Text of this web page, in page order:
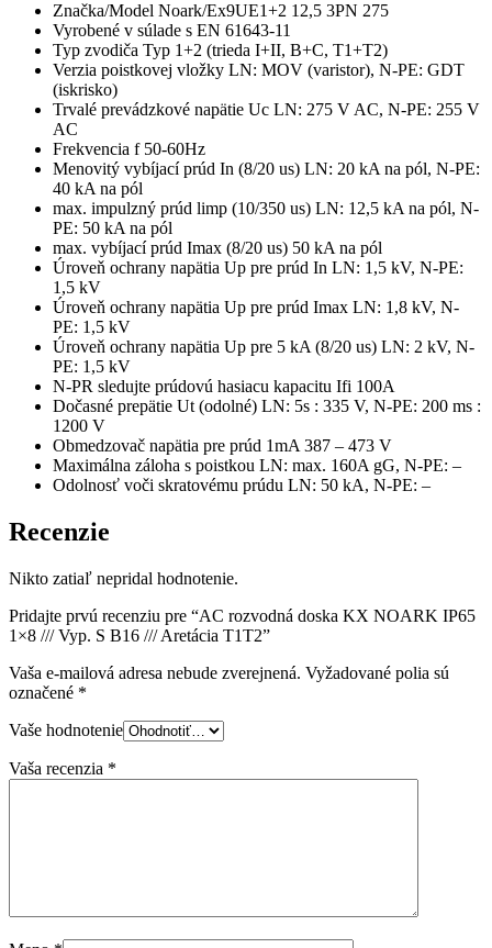
Značka/Model Noark/Ex9UE1+2 12,5 3PN 275
Vyrobené v súlade s EN 61643-11
Typ zvodiča Typ 1+2 (trieda I+II, B+C, T1+T2)
Verzia poistkovej vložky LN: MOV (varistor), N-PE: GDT
(iskrisko)
Trvalé prevádzkové napätie Uc LN: 275 V AC, N-PE: 255 V
AC
Frekvencia f 50-60Hz
Menovitý vybíjací prúd In (8/20 us) LN: 20 kA na pól, N-PE:
40 kA na pól
max. impulzný prúd limp (10/350 us) LN: 12,5 kA na pól, N-
PE: 50 kA na pól
max. vybíjací prúd Imax (8/20 us) 50 kA na pól
Úroveň ochrany napätia Up pre prúd In LN: 1,5 kV, N-PE:
1,5 kV
Úroveň ochrany napätia Up pre prúd Imax LN: 1,8 kV, N-
PE: 1,5 kV
Úroveň ochrany napätia Up pre 5 kA (8/20 us) LN: 2 kV, N-
PE: 1,5 kV
N-PR sledujte prúdovú hasiacu kapacitu Ifi 100A
Dočasné prepätie Ut (odolné) LN: 5s : 335 V, N-PE: 200 ms :
1200 V
Obmedzovač napätia pre prúd 1mA 387 – 473 V
Maximálna záloha s poistkou LN: max. 160A gG, N-PE: –
Odolnosť voči skratovému prúdu LN: 50 kA, N-PE: –
Recenzie
Nikto zatiaľ nepridal hodnotenie.
Pridajte prvú recenziu pre “AC rozvodná doska KX NOARK IP65
1×8 /// Vyp. S B16 /// Aretácia T1T2”
Vaša e-mailová adresa nebude zverejnená. Vyžadované polia sú
označené *
Vaše hodnotenie
Vaša recenzia *